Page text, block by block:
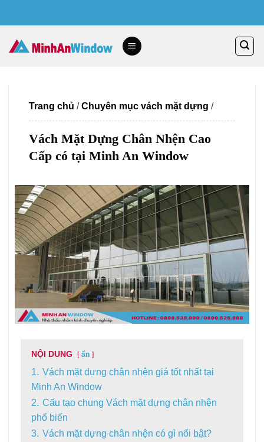
content
Trang chủ /Chuyên mục vách mặt dựng /
Vách Mặt Dựng Chân Nhện Cao
Cấp có tại Minh An Window
NỘI DUNG ẩn
1. Vách mặt dựng chân nhện giá tốt nhất tại
Minh An Window
2. Cấu tạo chung Vách mặt dựng chân nhện
phổ biến
3. Vách mặt dựng chân nhện có gì nổi bật?